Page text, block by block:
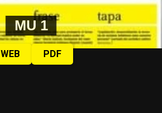
MU 1
WEB PDF